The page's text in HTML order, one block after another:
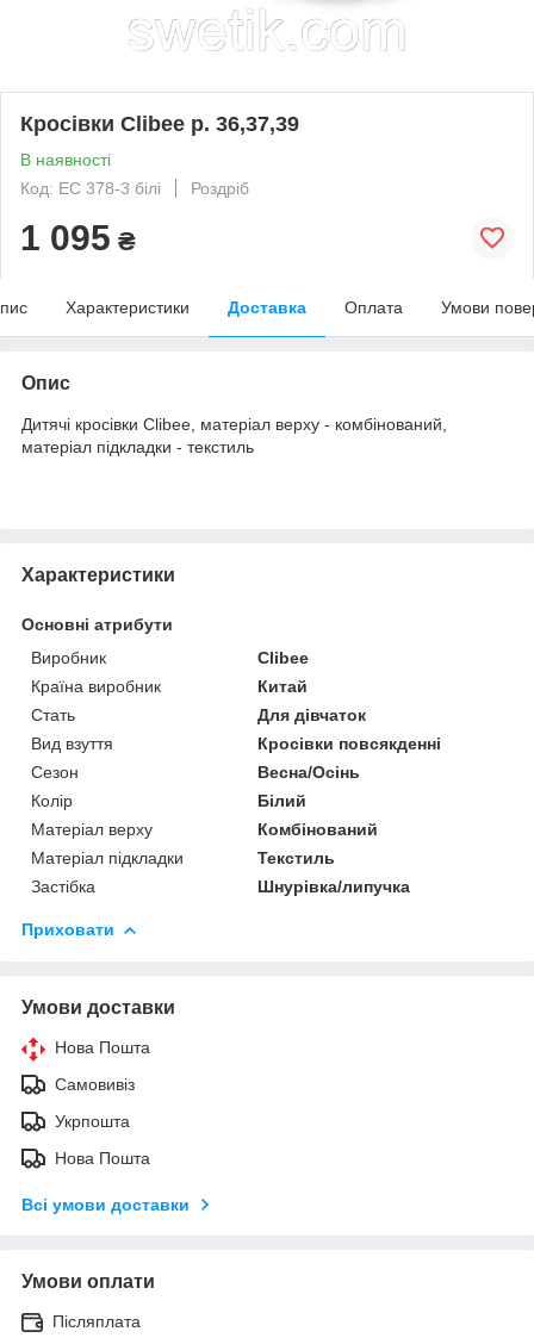
Кросівки Clibee р. 36,37,39
В наявності
Код: ЕC 378-3 білі
Роздріб
1 095 ₴
Характеристики Доставка Оплата Умови
Опис
Дитячі кросівки Clibee, матеріал верху - комбінований,
матеріал підкладки - текстиль
Характеристики
Основні атрибути
Виробник
Clibee
Країна виробник
Китай
Стать
Для дівчаток
Вид взуття
Кросівки повсякденні
Сезон
Весна/Осінь
Колір
Білий
Матеріал верху
Комбінований
Матеріал підкладки
Текстиль
Застібка
Шнурівка/липучка
Приховати
Умови доставки
Нова Пошта
Самовивіз
Укрпошта
Нова Пошта
Всі умови доставки
Умови оплати
Післяплата